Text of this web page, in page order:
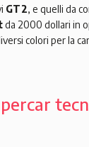
GT2, e quelli da
da 2000 dollari in
colori per la